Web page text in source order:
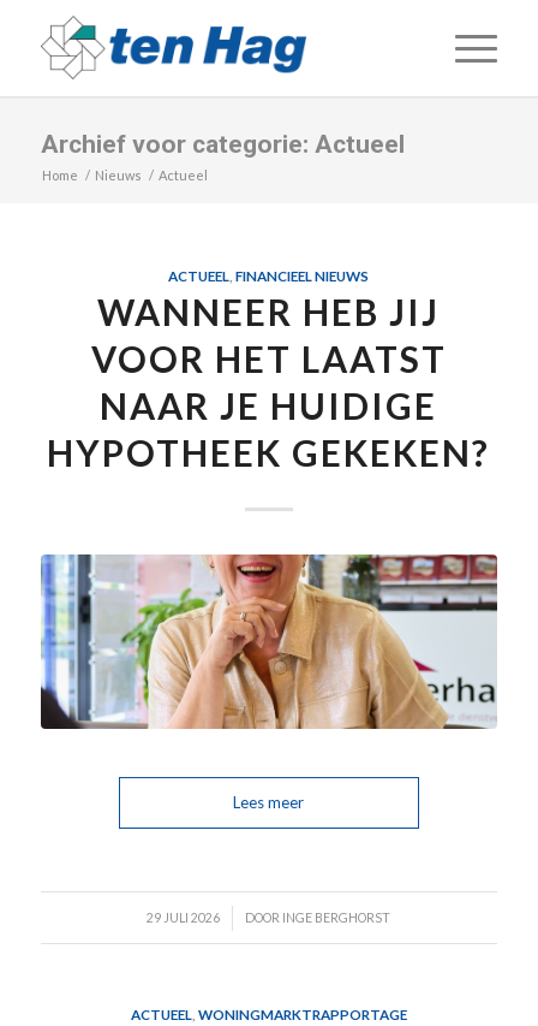
Archief voor categorie: Actueel
Home / Nieuws / Actueel
ACTUEEL ,FINANCIEEL NIEUWS
WANNEER HEB JIJ
VOOR HET LAATST
NAAR JE HUIDIGE
HYPOTHEEK GEKEKEN?
Lees meer
29 JULI 2026
/ DOOR INGE BERGHORST
ACTUEEL WONINGMARKTRAPPORTAGE